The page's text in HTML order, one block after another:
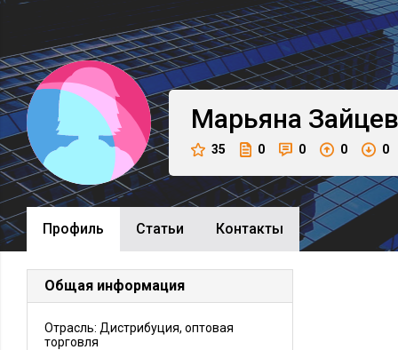
Марьяна
35 0 0 0 0
Профиль Cтатьи Контакты
Общая информация
Отрасль: Дистрибуция, оптовая
торговля